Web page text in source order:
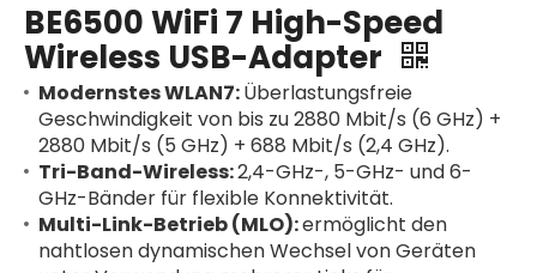
BE6500 WiFi 7 High-Speed ​​
Wireless USB-Adapter
Modernstes WLAN7:Überlastungsfreie
Geschwindigkeit von bis zu 2880 Mbit/s (6 GHz) +
2880 Mbit/s (5 GHz) + 688 Mbit/s (2,4 GHz).
Tri-Band-Wireless:2,4-GHz-, 5-GHz- und 6-
GHz-Bänder für flexible Konnektivität.
Multi-Link-Betrieb (MLO):ermöglicht den
nahtlosen dynamischen Wechsel von Geräten